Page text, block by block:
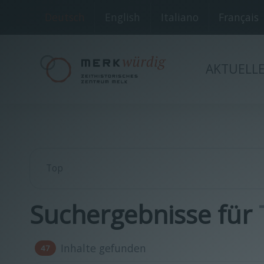
Français
Suchergebnisse für
47 Inhalte gefunden